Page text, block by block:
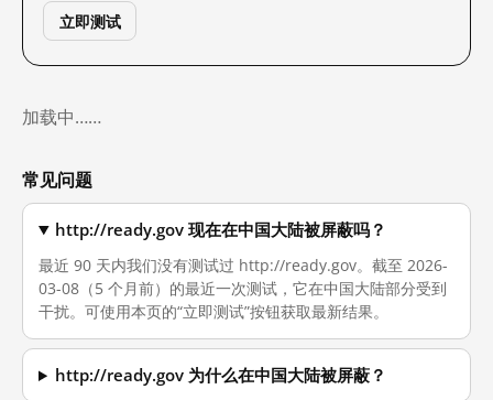
立即测试
加载中……
常见问题
http://ready.gov 现在在中国大陆被屏蔽吗？
最近 90 天内我们没有测试过 http://ready.gov。截至 2026-
03-08（5 个月前）的最近一次测试，它在中国大陆部分受到
干扰。可使用本页的“立即测试”按钮获取最新结果。
http://ready.gov 为什么在中国大陆被屏蔽？